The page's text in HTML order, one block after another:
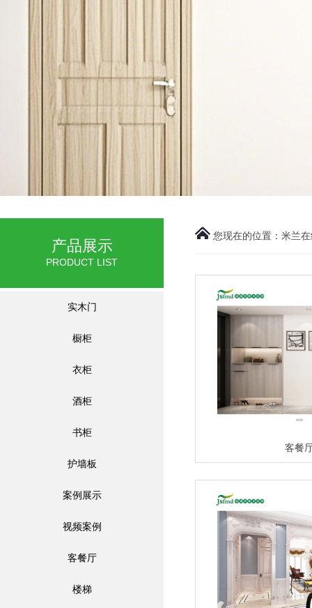
产品展示
PRODUCT LIST
实木门
橱柜
衣柜
酒柜
书柜
护墙板
案例展示
视频案例
客餐厅
楼梯
您现在的位置： 米兰
客餐